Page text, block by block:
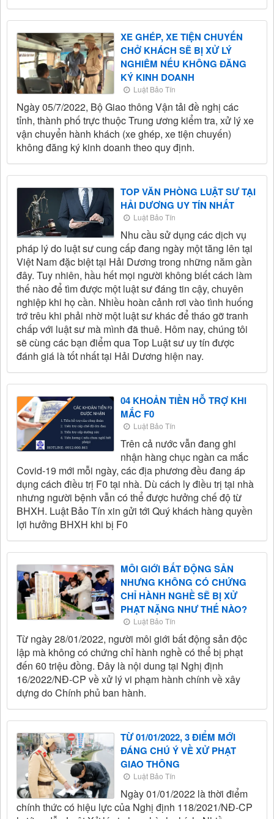
XE GHÉP, XE TIỆN CHUYẾN
CHỞ KHÁCH SẼ BỊ XỬ LÝ
NGHIÊM NẾU KHÔNG ĐĂNG
KÝ KINH DOANH
Luật Bảo Tín
Ngày 05/7/2022, Bộ Giao thông Vận tải đề nghị các
tỉnh, thành phố trực thuộc Trung ương kiểm tra, xử lý xe
vận chuyển hành khách (xe ghép, xe tiện chuyến)
không đăng ký kinh doanh theo quy định.
TOP VĂN PHÒNG LUẬT SƯ TẠI
HẢI DƯƠNG UY TÍN NHẤT
Luật Bảo Tín
Nhu cầu sử dụng các dịch vụ
pháp lý do luật sư cung cấp đang ngày một tăng lên tại
Việt Nam đặc biệt tại Hải Dương trong những năm gần
đây. Tuy nhiên, hầu hết mọi người không biết cách làm
thế nào để tìm được một luật sư đáng tin cậy, chuyên
nghiệp khi họ cần. Nhiều hoàn cảnh rơi vào tình huống
trớ trêu khi phải nhờ một luật sư khác để tháo gỡ tranh
chấp với luật sư mà mình đã thuê. Hôm nay, chúng tôi
sẽ cùng các bạn điểm qua Top Luật sư uy tín được
đánh giá là tốt nhất tại Hải Dương hiện nay.
04 KHOẢN TIỀN HỖ TRỢ KHI
MẮC F0
Luật Bảo Tín
Trên cả nước vẫn đang ghi
nhận hàng chục ngàn ca mắc
Covid-19 mới mỗi ngày, các địa phương đều đang áp
dụng cách điều trị F0 tại nhà. Dù cách ly điều trị tại nhà
nhưng người bệnh vẫn có thể được hưởng chế độ từ
BHXH. Luật Bảo Tín xin gửi tới Quý khách hàng quyền
lợi hưởng BHXH khi bị F0
MÔI GIỚI BẤT ĐỘNG SẢN
NHƯNG KHÔNG CÓ CHỨNG
CHỈ HÀNH NGHỀ SẼ BỊ XỬ
PHẠT NẶNG NHƯ THẾ NÀO?
Luật Bảo Tín
Từ ngày 28/01/2022, người môi giới bất động sản độc
lập mà không có chứng chỉ hành nghề có thể bị phạt
đến 60 triệu đồng. Đây là nội dung tại Nghị định
16/2022/NĐ-CP về xử lý vi phạm hành chính về xây
dựng do Chính phủ ban hành.
TỪ 01/01/2022, 3 ĐIỂM MỚI
ĐÁNG CHÚ Ý VỀ XỬ PHẠT
GIAO THÔNG
Luật Bảo Tín
Ngày 01/01/2022 là thời điểm
chính thức có hiệu lực của Nghị định 118/2021/NĐ-CP